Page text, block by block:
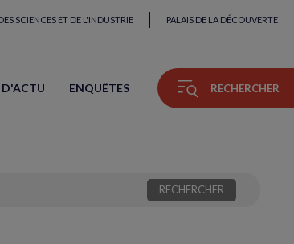
SCIENCES ET DE L'INDUSTRIE PALAIS DE LA DÉCOUVERTE
D'ACTU ENQUÊTES RECHERCHER